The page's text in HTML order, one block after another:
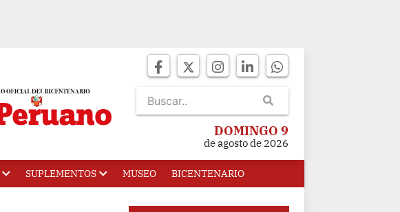
DOMINGO 9
de agosto de 2026
SUPLEMENTOS MUSEO BICENTENARIO